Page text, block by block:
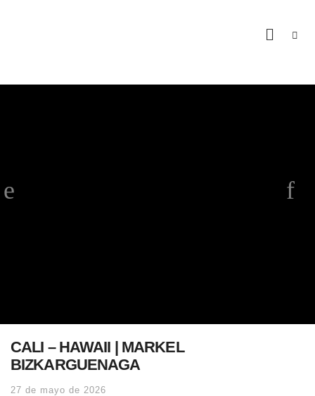
CALI – HAWAII | MARKEL
BIZKARGUENAGA
27 de mayo de 2026